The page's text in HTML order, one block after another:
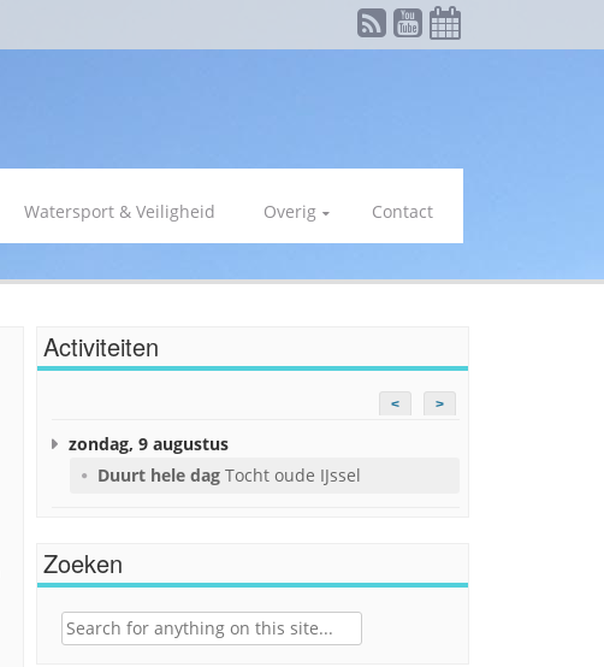
Watersport & Veiligheid Overig Contact
Activiteiten
< >
zondag, 9 augustus
Duurt hele dag Tocht oude IJssel
Zoeken
Search